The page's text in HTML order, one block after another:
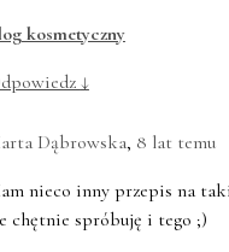
kosmetyczny
↓
Dąbrowska, 8 lat temu
nieco inny przepis na
chętnie spróbuję i tego ;)